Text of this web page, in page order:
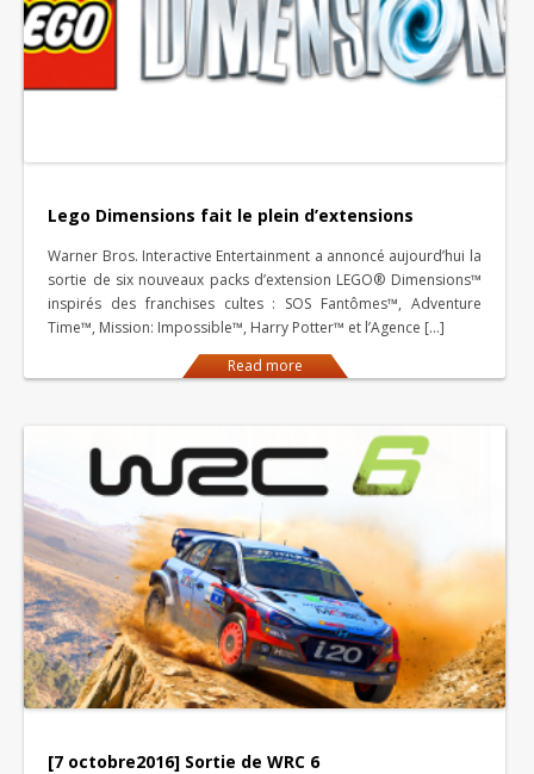
Lego Dimensions fait le plein d’extensions
Warner Bros. Interactive Entertainment a annoncé aujourd’hui la
sortie de six nouveaux packs d’extension LEGO® Dimensions™
inspirés des franchises cultes : SOS Fantômes™, Adventure
Time™, Mission: Impossible™, Harry Potter™ et l’Agence […]
Read more
[7 octobre2016] Sortie de WRC 6